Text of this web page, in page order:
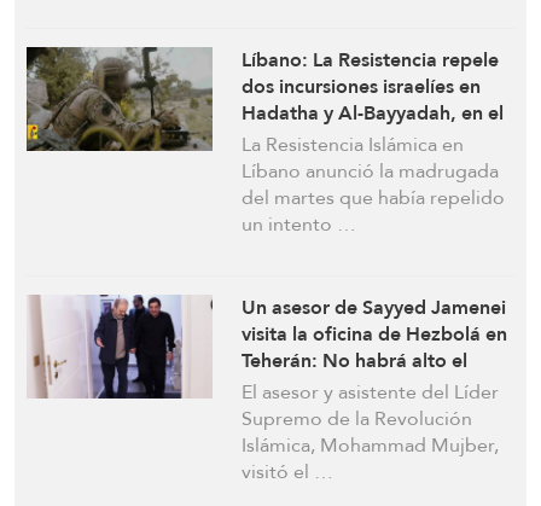
Líbano: La Resistencia repele
dos incursiones israelíes en
Hadatha y Al-Bayyadah, en el
sur del país
La Resistencia Islámica en
Líbano anunció la madrugada
del martes que había repelido
un intento …
Un asesor de Sayyed Jamenei
visita la oficina de Hezbolá en
Teherán: No habrá alto el
fuego sin el Líbano
El asesor y asistente del Líder
Supremo de la Revolución
Islámica, Mohammad Mujber,
visitó el …